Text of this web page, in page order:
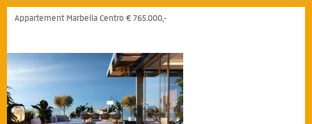
Appartement Marbella Centro € 765.000,-